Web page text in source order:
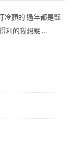
冷顫的 過年都是豔
利的我想應 …